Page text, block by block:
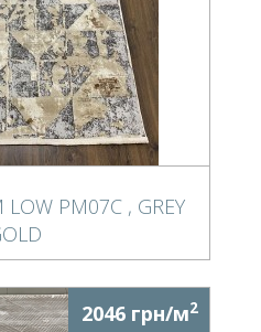
PM07C , GREY
2046 грн/м2